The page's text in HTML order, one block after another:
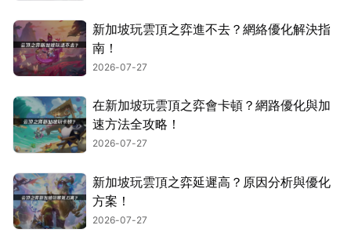
新加坡玩雲頂之弈進不去？網絡優化解決指
南！
2026-07-27
在新加坡玩雲頂之弈會卡頓？網路優化與加
速方法全攻略！
2026-07-27
新加坡玩雲頂之弈延遲高？原因分析與優化
方案！
2026-07-27